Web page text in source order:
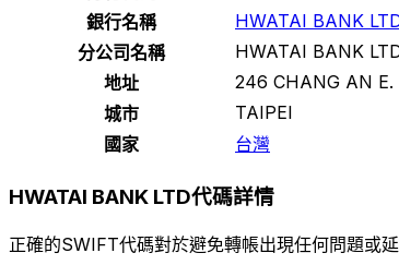
銀行名稱
HWATAI BANK
分公司名稱
HWATAI BANK
地址
246 CHANG AN E.
城市
TAIPEI
國家
台灣
HWATAI BANK LTD代碼詳情
正確的SWIFT代碼對於避免轉帳出現任何問題或